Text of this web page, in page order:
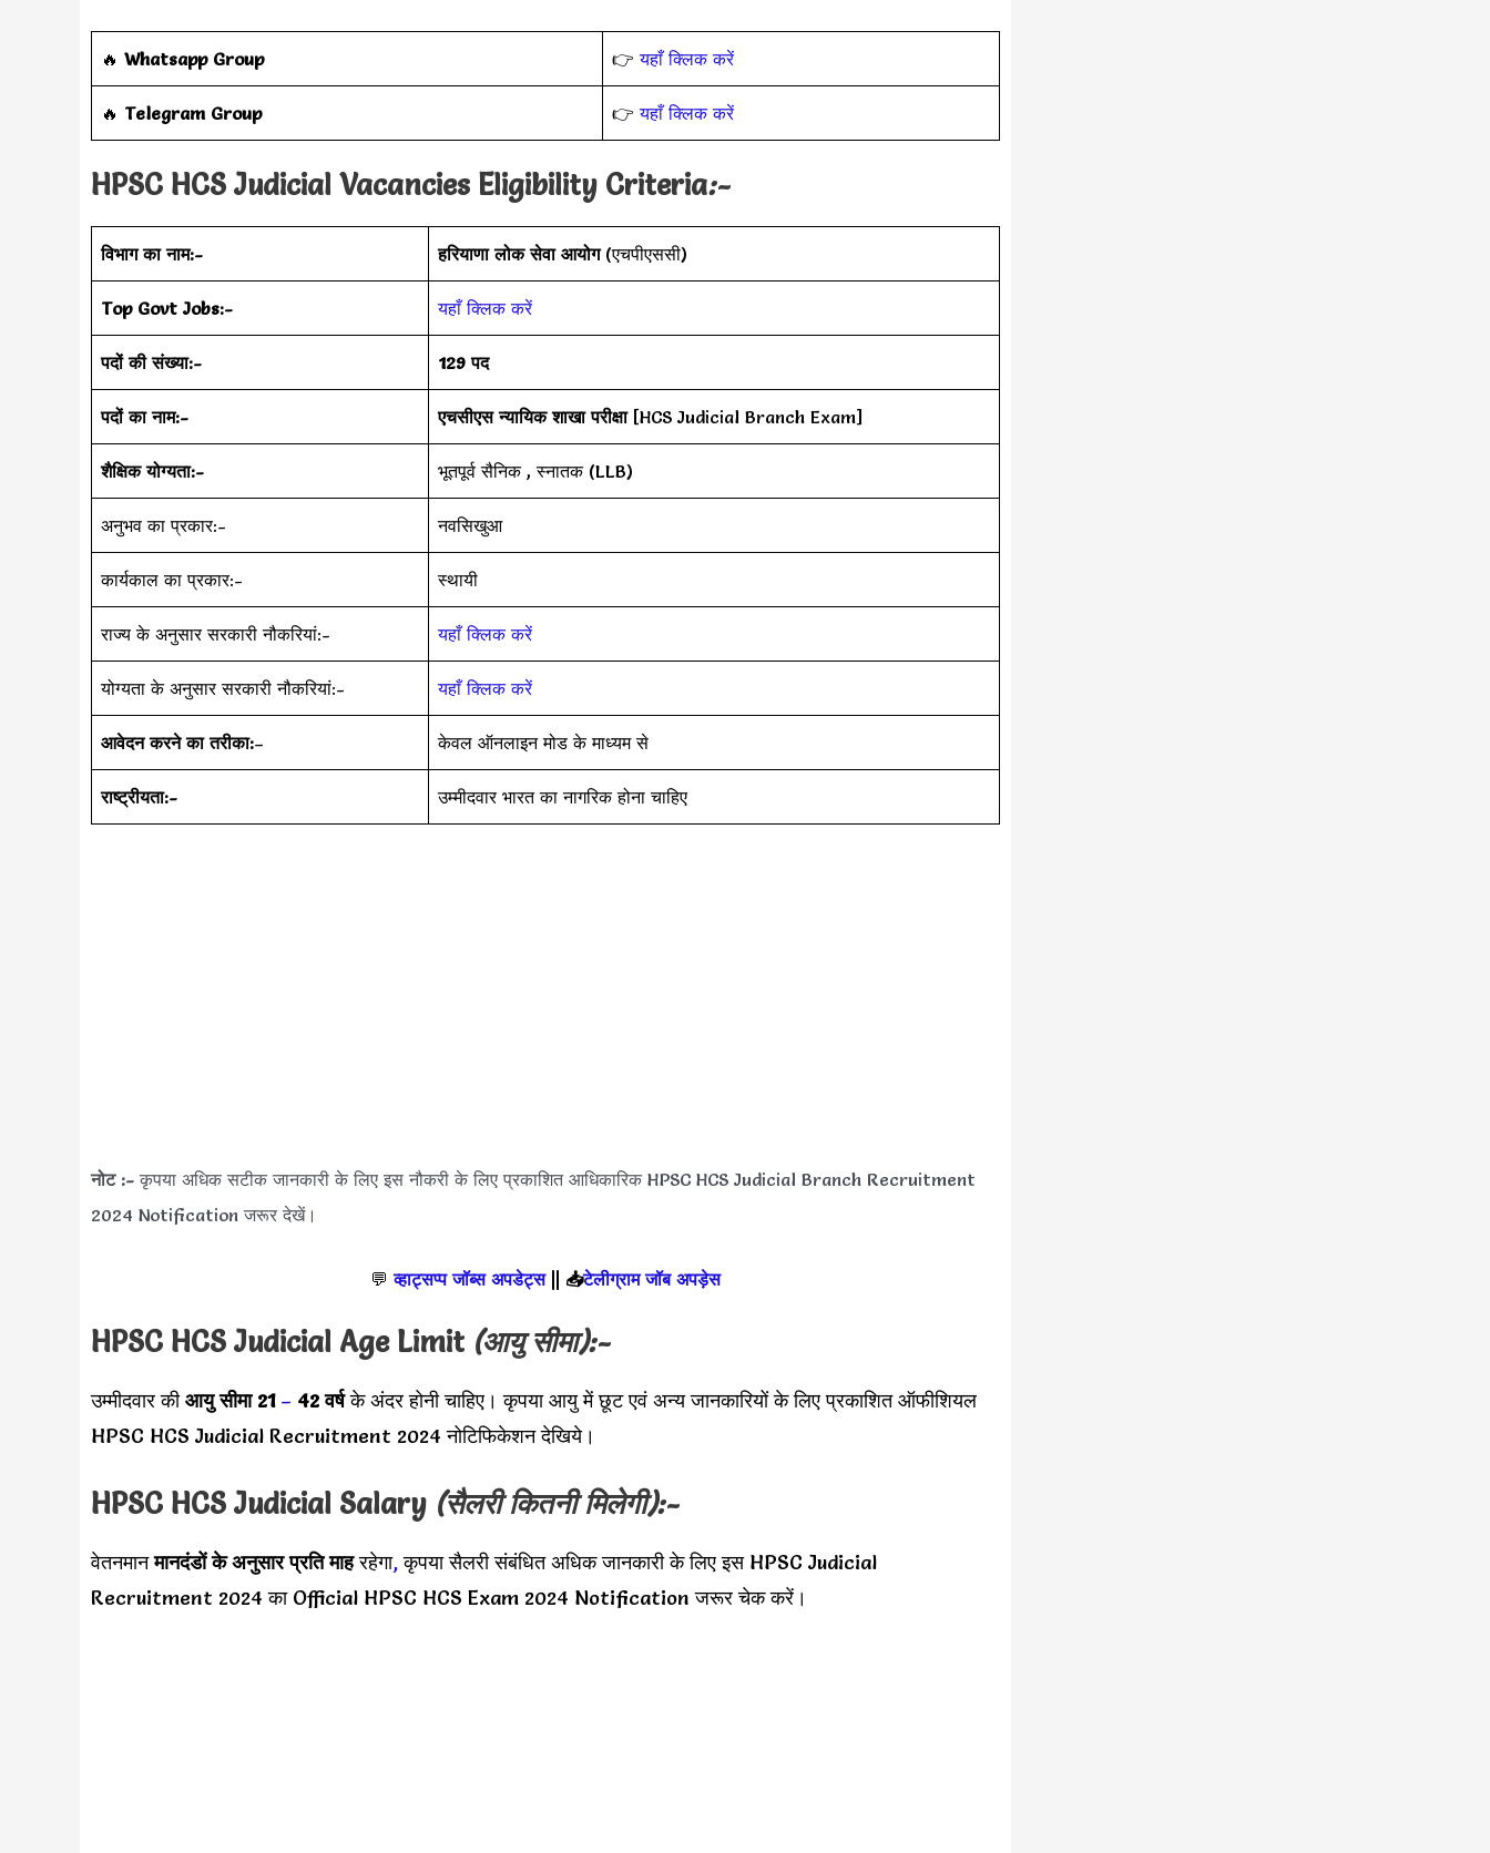
‎️‍🔥 Whatsapp Group 👉यहाँ क्लिक करें
‎️‍🔥 Telegram Group 👉यहाँ क्लिक करें
HPSC HCS Judicial Vacancies Eligibility Criteria:-
विभाग का नाम:- हरियाणा लोक सेवा आयोग (एचपीएससी)
Top Govt Jobs:- यहाँ क्लिक करें
पदों की संख्या:- 129 पद
पदों का नाम:- एचसीएस न्यायिक शाखा परीक्षा[HCS Judicial Branch Exam]
शैक्षिक योग्यता:- भूतपूर्व सैनिक , स्नातक (LLB)
अनुभव का प्रकार:- नवसिखुआ
कार्यकाल का प्रकार:- स्थायी
राज्य के अनुसार सरकारी नौकरियां:- यहाँ क्लिक करें
योग्यता के अनुसार सरकारी नौकरियां:- यहाँ क्लिक करें
आवेदन करने का तरीका:– केवल ऑनलाइन मोड के माध्यम से
राष्ट्रीयता:- उम्मीदवार भारत का नागरिक होना चाहिए
नोट :- कृपया अधिक सटीक जानकारी के लिए इस नौकरी के लिए प्रकाशित आधिकारिक HPSC HCS Judicial Branch Recruitment
2024 Notification जरूर देखें।
💬 व्हाट्सप्प जॉब्स अपडेट्स|| 📥टेलीग्राम जॉब अपड़ेस
HPSC HCS Judicial Age Limit (आयु सीमा):-
उम्मीदवार कीआयु सीमा 21 – 42 वर्षके अंदर होनी चाहिए। कृपया आयु में छूट एवं अन्य जानकारियों के लिए प्रकाशित ऑफीशियल
HPSC HCS Judicial Recruitment 2024 नोटिफिकेशन देखिये।
HPSC HCS Judicial Salary (सैलरी कितनी मिलेगी):-
वेतनमानमानदंडों के अनुसारप्रति माहरहेगा,कृपया सैलरी संबंधित अधिक जानकारी के लिए इस HPSC Judicial
Recruitment 2024 का Official HPSC HCS Exam 2024 Notification जरूर चेक करें।